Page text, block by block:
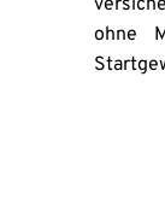
ohne